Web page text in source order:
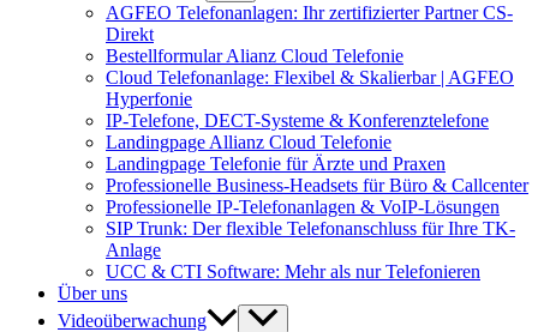
AGFEO Telefonanlagen: Ihr zertifizierter Partner CS-
Direkt
Bestellformular Alianz Cloud Telefonie
Cloud Telefonanlage: Flexibel & Skalierbar | AGFEO
Hyperfonie
IP-Telefone, DECT-Systeme & Konferenztelefone
Landingpage Allianz Cloud Telefonie
Landingpage Telefonie für Ärzte und Praxen
Professionelle Business-Headsets für Büro & Callcenter
Professionelle IP-Telefonanlagen & VoIP-Lösungen
SIP Trunk: Der flexible Telefonanschluss für Ihre TK-
Anlage
UCC & CTI Software: Mehr als nur Telefonieren
Über uns
Videoüberwachung